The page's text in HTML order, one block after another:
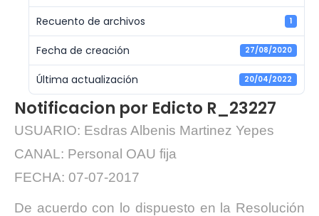
Recuento de archivos 1
Fecha de creación 27/08/2020
Última actualización 20/04/2022
Notificacion por Edicto R_23227
USUARIO: Esdras Albenis Martinez Yepes
CANAL: Personal OAU fija
FECHA: 07-07-2017
De acuerdo con lo dispuesto en la Resolución